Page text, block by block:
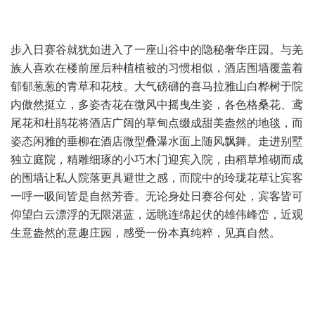
步入日赛谷就犹如进入了一座山谷中的隐秘奢华庄园。与羌
族人喜欢在楼前屋后种植植被的习惯相似，酒店围墙覆盖着
郁郁葱葱的青草和花枝。大气磅礴的喜马拉雅山白桦树于院
内傲然挺立，多姿杏花在微风中摇曳生姿，各色格桑花、鸢
尾花和杜鹃花将酒店广阔的草甸点缀成甜美盎然的地毯，而
姿态闲雅的垂柳在酒店微型叠瀑水面上随风飘舞。走进别墅
独立庭院，精雕细琢的小巧木门迎宾入院，由稻草堆砌而成
的围墙让私人院落更具避世之感，而院中的玲珑花草让宾客
一呼一吸间皆是自然芳香。无论身处日赛谷何处，宾客皆可
仰望白云漂浮的无限湛蓝，远眺连绵起伏的雄伟峰峦，近观
生意盎然的意趣庄园，感受一份本真纯粹，见真自然。